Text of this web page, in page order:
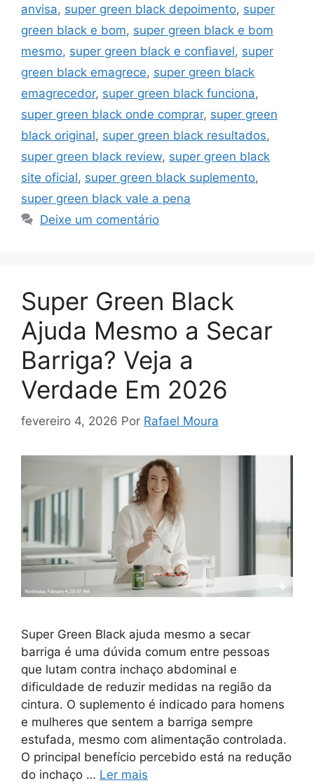
anvisa, super green black depoimento, super
green black e bom, super green black e bom
mesmo, super green black e confiavel, super
green black emagrece, super green black
emagrecedor, super green black funciona,
super green black onde comprar, super green
black original, super green black resultados,
super green black review, super green black
site oficial, super green black suplemento,
super green black vale a pena
Deixe um comentário
Super Green Black
Ajuda Mesmo a Secar
Barriga? Veja a
Verdade Em 2026
fevereiro 4, 2026 Por Rafael Moura
Super Green Black ajuda mesmo a secar
barriga é uma dúvida comum entre pessoas
que lutam contra inchaço abdominal e
dificuldade de reduzir medidas na região da
cintura. O suplemento é indicado para homens
e mulheres que sentem a barriga sempre
estufada, mesmo com alimentação controlada.
O principal benefício percebido está na redução
do inchaço … Ler mais